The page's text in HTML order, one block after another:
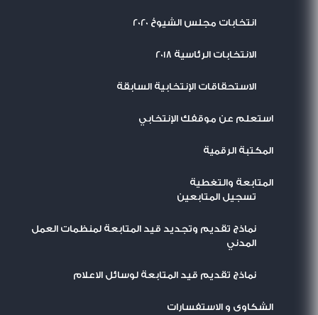
انتخابات مجلس الشيوخ 2020
الانتخابات الرئاسية 2018
الاستحقاقات الإنتخابية السابقة
استعلم عن موقفك الإنتخابي
المكتبة الرقمية
المتابعة والتغطية
تسجيل المتابعين
نماذج تقديم وتجديد قيد المتابعة لمنظمات العمل
المدني
نماذج تقديم قيد المتابعة لوسائل الاعلام
الشكاوى و الاستفسارات